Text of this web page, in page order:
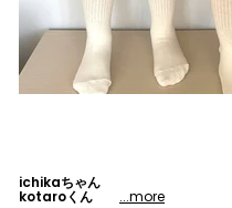
ichikaちゃん
kotaroくん
...more